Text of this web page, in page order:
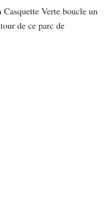
Verte boucle un
de ce parc de